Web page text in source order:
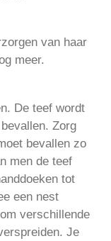
van haar
meer.
De teef wordt
Zorg
bevallen zo
men de teef
tot
een nest
verschillende
Je